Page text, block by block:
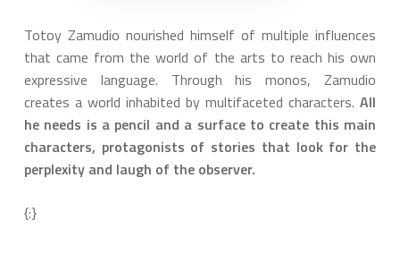
Totoy Zamudio nourished himself of multiple influences
that came from the world of the arts to reach his own
expressive language. Through his monos, Zamudio
creates a world inhabited by multifaceted characters.All
he needs is a pencil and a surface to create this main
characters, protagonists of stories that look for the
perplexity and laugh of the observer.
{:}